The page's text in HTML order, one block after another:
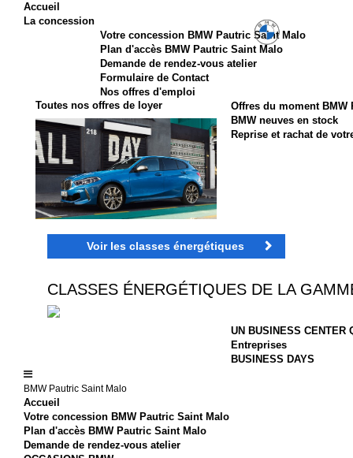
Accueil
La concession
Votre concession BMW Pautric Saint Malo
Plan d'accès BMW Pautric Saint Malo
Demande de rendez-vous atelier
Formulaire de Contact
Nos offres d'emploi
Toutes nos offres de loyer
Offres du moment BMW
BMW neuves en stock
Reprise et rachat de
Voir les classes énergétiques
CLASSES ÉNERGÉTIQUES DE LA
UN BUSINESS CENTER
Entreprises
BUSINESS DAYS
BMW Pautric Saint Malo
Accueil
Votre concession BMW Pautric Saint Malo
Plan d'accès BMW Pautric Saint Malo
Demande de rendez-vous atelier